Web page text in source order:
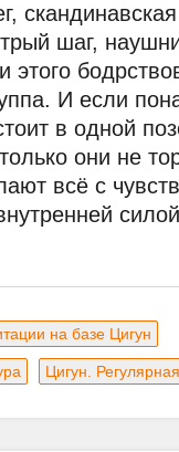
шаг,
этого
И если
в одной
они не
всё с
на базе Цигун
Цигун.